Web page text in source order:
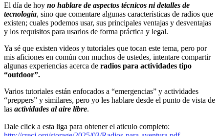
El día de hoy no hablare de aspectos técnicos ni detalles de
tecnología, sino que comentare algunas características de radios que
existen; cuales podemos usar, sus principales ventajas y desventajas
y los requisitos para usarlos de forma práctica y legal.
Ya sé que existen videos y tutoriales que tocan este tema, pero por
mis aficiones en común con muchos de ustedes, intentare compartir
algunas experiencias acerca de radios para actividades tipo
“outdoor”.
Varios tutoriales están enfocados a “emergencias” y actividades
“preppers” y similares, pero yo les hablare desde el punto de vista de
las actividades al aire libre.
Dale click a esta liga para obtener el aticulo completo: